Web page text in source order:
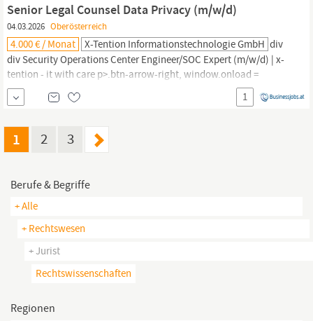
www.iropartners.at JOKR1 AT, Mit Berufserfahrung,
Kundenservice | Beratung, Beratung |
Senior Legal Counsel Data Privacy (m/w/d)
04.03.2026 Oberösterreich
4.000 € / Monat X-Tention Informationstechnologie GmbH div
div Security Operations Center Engineer/SOC Expert (m/w/d) | x-
tention - it with care p>.btn-arrow-right, window.onload =
function () Senior Legal Counsel Data Privacy (m/w/d) Graz,
Klagenfurt,Salzburg,
St. Peter/Au, Wels, Wien Intro Deine
ResourcesKlicken zum Anzeigen der E-Mail Traumjob...
1
1 2 3
Berufe & Begriffe
+ Alle
+ Rechtswesen
+ Jurist
Rechtswissenschaften
Regionen